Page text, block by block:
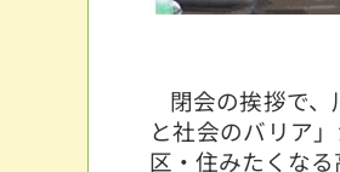
閉会の挨拶で、
と社会のバリア
区・住みたくな